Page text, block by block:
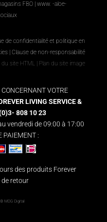
FBO| www. -aloe-
de confidentialité et politique en
|Clause de non-responsabilité
du site HTML Plan du site image
CONCERNANT VOTRE
LIVING SERVICE &
808 10 23
vendredi de 09:00 à 17:00
PAIEMENT :
des produits Forever
de retour
© MDG Digital